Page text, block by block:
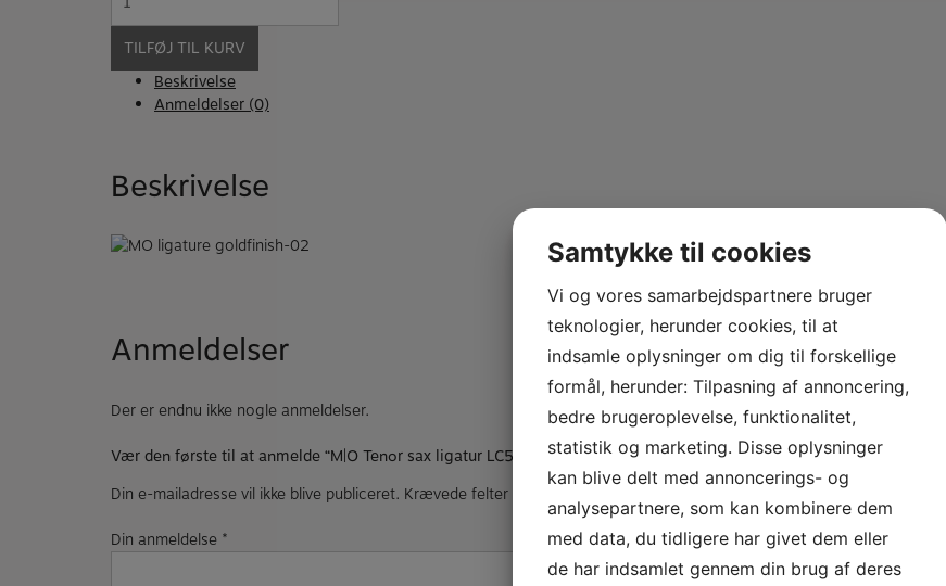
sax
LC58DP
antal
TILFØJ TIL KURV
Beskrivelse
Anmeldelser (0)
Beskrivelse
Anmeldelser
Der er endnu ikke nogle anmeldelser.
Vær den første til at anmelde “M|O Tenor sax ligatur LC58DP”
Din e-mailadresse vil ikke blive publiceret. Krævede felter er markeret med
Din anmeldelse *
Samtykke til cookies
Vi og vores samarbejdspartnere bruger
teknologier, herunder cookies, til at
indsamle oplysninger om dig til forskellige
formål, herunder: Tilpasning af annoncering,
bedre brugeroplevelse, funktionalitet,
statistik og marketing. Disse oplysninger
kan blive delt med annoncerings- og
analysepartnere, som kan kombinere dem
med data, du tidligere har givet dem eller
de har indsamlet gennem din brug af deres